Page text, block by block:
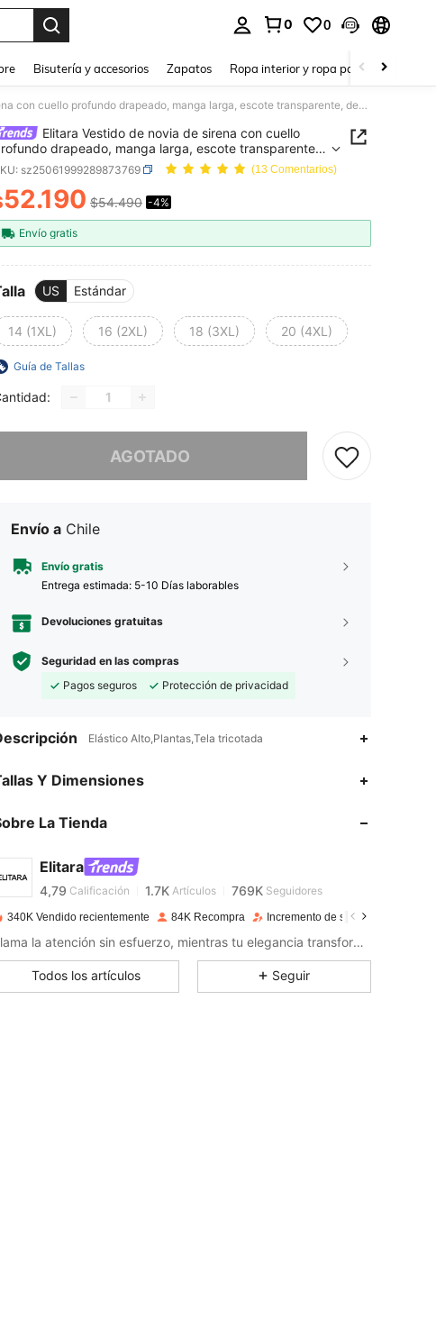
0 0
Bisutería y accesorios Zapatos Ropa interior y ropa para dormir
Elitara Vestido de novia de sirena con cuello profundo drapeado, manga larga, escote transparente, decoración con aplicaciones y dobladillo con cola, talla grande
Elitara Vestido de novia de sirena con cuello
drapeado, manga larga, escote transparente,
con aplicaciones y dobladillo con cola, talla
sz25061999289873769 (13 Comentarios)
AND AVAILABILITY
52.190 $54.490 -4%
Envío gratis
US Estándar
14 (1XL) 16 (2XL) 18 (3XL) 20 (4XL)
Guía de Tallas
AGOTADO
Envío a Chile
Envío gratis
Entrega estimada: 5-10 Días laborables
Devoluciones gratuitas
Seguridad en las compras
Pagos seguros
Protección de privacidad
Elástico Alto,Plantas,Tela tricotada
Y Dimensiones
La Tienda
Elitara
4,79
4,79 Calificación 1.7K Artículos 769K Seguidores
4,79 1.7K 769K
340K Vendido recientemente 84K Recompra Incremento de seguidores de 17%
Llama la atención sin esfuerzo, mientras tu elegancia transforma cada evento en un momento de estilo icónico.
Todos los artículos Seguir